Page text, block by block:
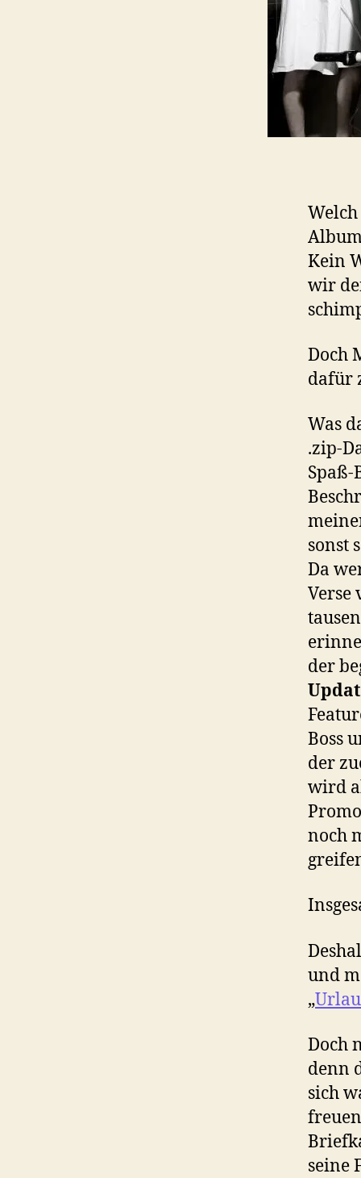
Welch
Kein
wir
Doch
dafür
Was
.zip-
Spaß-
sonst
Da
Verse
der
Boss
der
wird
noch
und
„
Doch
denn
sich
seine